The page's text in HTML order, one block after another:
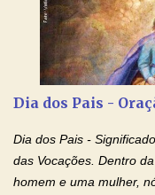
Mãezinha do Céu -
Não desista, Jesus irá
Devoção e Fé Oração
Arcanjo) "Senhor, Pai
se encontram
droga. Senhor, Pai
autoridade do Nome de
drogas, c...
Dia dos Pais -
Dia dos Pais -
das Vocações. Dentro
homem e uma mulher,